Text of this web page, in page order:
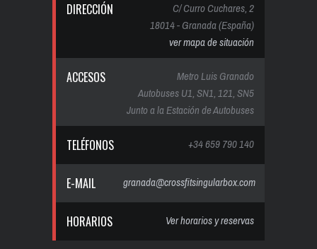
DIRECCIÓN
C/ Curro Cuchares, 2
18014 - Granada (España)
ver mapa de situación
ACCESOS
Metro Luis Granado
Autobuses U1, SN1, 121, SN5
Junto a la Estación de Autobuses
TELÉFONOS +34 659 790 140
E-MAIL granada@crossfitsingularbox.com
HORARIOS Ver horarios y reservas